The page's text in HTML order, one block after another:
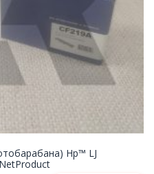
Нp™ LJ